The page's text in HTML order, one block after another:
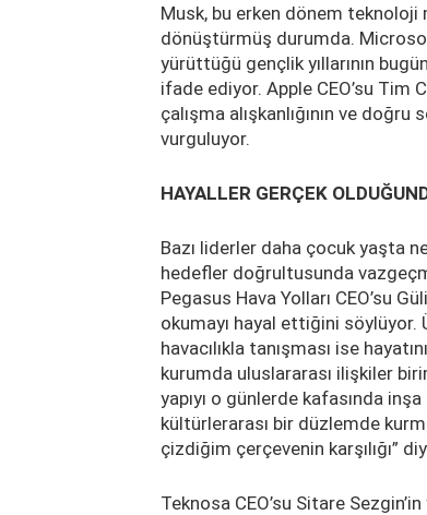
Musk, bu erken dönem teknoloji
dönüştürmüş durumda.
yürüttüğü gençlik yıllarının
ifade ediyor. Apple CEO’su Tim
çalışma alışkanlığının ve
vurguluyor.
HAYALLER GERÇEK
Bazı liderler daha çocuk yaşta
hedefler doğrultusunda
Pegasus Hava Yolları CEO’su
okumayı hayal ettiğini söylüyor.
havacılıkla tanışması ise
kurumda uluslararası ilişkiler
yapıyı o günlerde kafasında
kültürlerarası bir düzlemde
çizdiğim çerçevenin karşılığı”
Teknosa CEO’su Sitare